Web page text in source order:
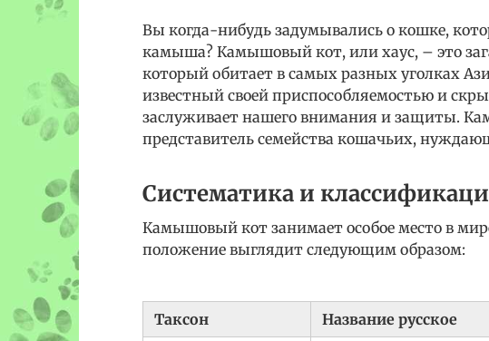
Вы когда-нибудь задумывались о кошке,
камыша? Камышовый кот, или хаус, – это
который обитает в самых разных уголках
известный своей приспособляемостью и
заслуживает нашего внимания и защиты.
представитель семейства кошачьих,
Систематика и
Камышовый кот занимает особое место в
положение выглядит следующим образом:
Таксон Название русское